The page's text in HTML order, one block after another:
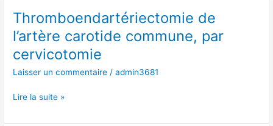
Thromboendartériectomie de
l’artère carotide commune, par
cervicotomie
Laisser un commentaire /admin3681
Thromboendartériectomie
de
l’artère
carotide
commune,
cervicotomie
Lire la suite »